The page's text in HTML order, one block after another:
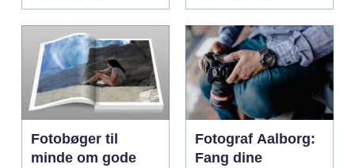
Fotobøger til
minde om gode
Fotograf Aalborg:
Fang dine